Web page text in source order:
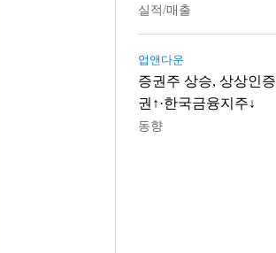
실적/매출
업앤다운
증권주 상승, 상상인증
권↑·한국금융지주↓
동향